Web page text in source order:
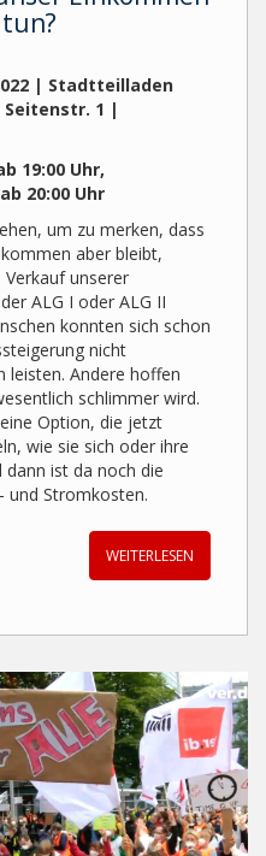
| Stadtteilladen
1 |
19:00 Uhr,
20:00 Uhr
um zu merken, dass
aber bleibt,
unserer
ALG I oder ALG II
konnten sich schon
nicht
leisten. Andere hoffen
schlimmer wird.
Option, die jetzt
wie sie sich oder ihre
dann ist da noch die
und Stromkosten.
WEITERLESEN